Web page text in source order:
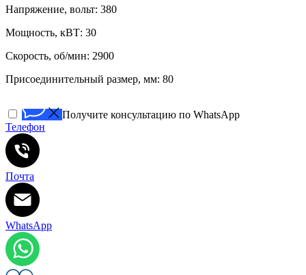
Напряжение, вольт: 380
Мощность, кВТ: 30
Скорость, об/мин: 2900
Присоединительный размер, мм: 80
Получите консультацию по WhatsApp
Телефон
Почта
WhatsApp